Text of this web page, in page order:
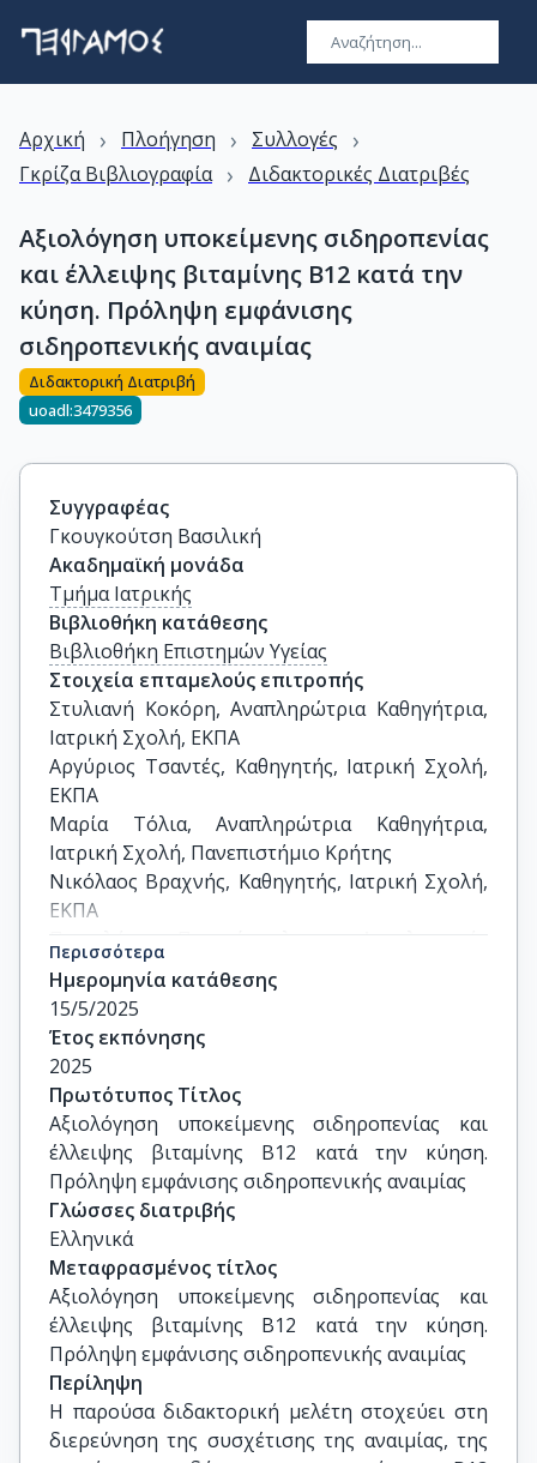
Αρχική › Πλοήγηση › Συλλογές ›
Γκρίζα Βιβλιογραφία › Διδακτορικές Διατριβές
Αξιολόγηση υποκείμενης σιδηροπενίας
και έλλειψης βιταμίνης Β12 κατά την
κύηση. Πρόληψη εμφάνισης
σιδηροπενικής αναιμίας
Διδακτορική Διατριβή
uoadl:3479356
Συγγραφέας
Γκουγκούτση Βασιλική
Ακαδημαϊκή μονάδα
Τμήμα Ιατρικής
Βιβλιοθήκη κατάθεσης
Βιβλιοθήκη Επιστημών Υγείας
Στοιχεία επταμελούς επιτροπής
Στυλιανή Κοκόρη, Αναπληρώτρια Καθηγήτρια,
Ιατρική Σχολή, ΕΚΠΑ
Αργύριος Τσαντές, Καθηγητής, Ιατρική Σχολή,
ΕΚΠΑ
Μαρία Τόλια, Αναπληρώτρια Καθηγήτρια,
Ιατρική Σχολή, Πανεπιστήμιο Κρήτης
Νικόλαος Βραχνής, Καθηγητής, Ιατρική Σχολή,
ΕΚΠΑ
Περικλής Παναγόπουλος, Αναπληρωτής
Καθηγητής, Ιατρική Σχολή, ΕΚΠΑ
Αργυρή Γιαλεράκη, Αναπληρώτρια Καθηγήτρια,
Ιατρική Σχολή, ΕΚΠΑ
Νικόλαος Σιαφάκας, Αναπληρωτής Καθηγητής,
Ιατρική Σχολή, ΕΚΠΑ
Περισσότερα
Ημερομηνία κατάθεσης
15/5/2025
Έτος εκπόνησης
2025
Πρωτότυπος Τίτλος
Αξιολόγηση υποκείμενης σιδηροπενίας και
έλλειψης βιταμίνης Β12 κατά την κύηση.
Πρόληψη εμφάνισης σιδηροπενικής αναιμίας
Γλώσσες διατριβής
Ελληνικά
Μεταφρασμένος τίτλος
Αξιολόγηση υποκείμενης σιδηροπενίας και
έλλειψης βιταμίνης Β12 κατά την κύηση.
Πρόληψη εμφάνισης σιδηροπενικής αναιμίας
Περίληψη
Η παρούσα διδακτορική μελέτη στοχεύει στη
διερεύνηση της συσχέτισης της αναιμίας, της